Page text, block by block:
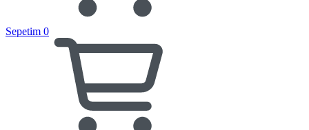
Sepetim 0